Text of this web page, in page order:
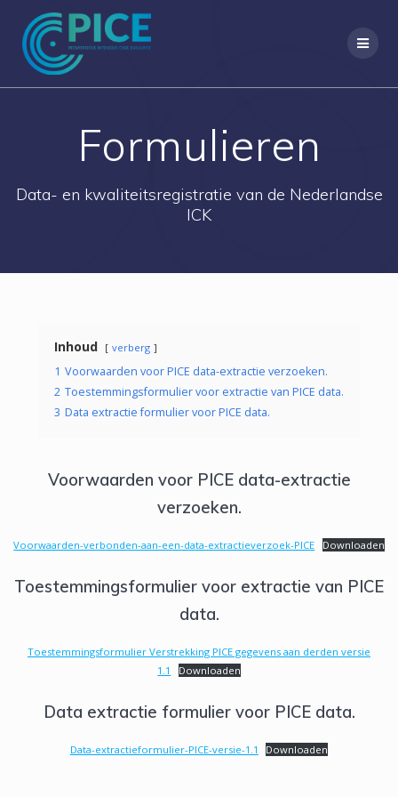
Formulieren
Data- en kwaliteitsregistratie van de Nederlandse
ICK
Inhoud verberg
1 Voorwaarden voor PICE data-extractie verzoeken.
2 Toestemmingsformulier voor extractie van PICE data.
3 Data extractie formulier voor PICE data.
Voorwaarden voor PICE data-extractie
verzoeken.
Voorwaarden-verbonden-aan-een-data-extractieverzoek-PICE Downloaden
Toestemmingsformulier voor extractie van PICE
data.
Toestemmingsformulier Verstrekking PICE gegevens aan derden versie
1.1
Downloaden
Data extractie formulier voor PICE data.
Data-extractieformulier-PICE-versie-1.1 Downloaden